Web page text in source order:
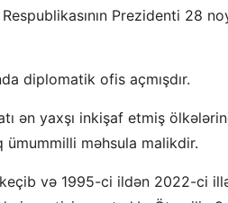
Prezidenti 28
diplomatik ofis açmışdır.
ən yaxşı inkişaf etmiş
ümummilli məhsula malikdir.
və 1995-ci ildən 2022-ci